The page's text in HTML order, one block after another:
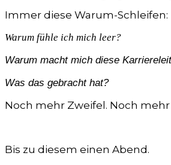
Immer diese Warum-Schleifen:
Warum fühle ich mich leer?
Warum macht mich diese
Was das gebracht hat?
Noch mehr Zweifel. Noch mehr
Bis zu diesem einen Abend.